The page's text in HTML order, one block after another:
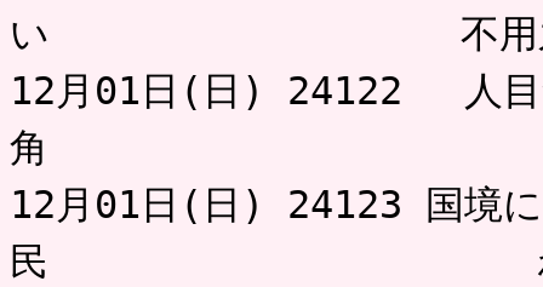
い 不用之
12月01日(日) 24122 人目
角 に
12月01日(日) 24123 国境に
民 わび